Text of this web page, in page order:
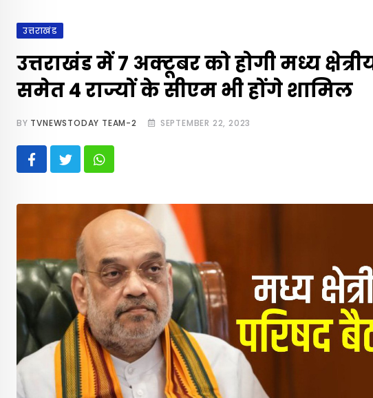
उत्तराखंड
उत्तराखंड में 7 अक्टूबर को होगी मध्य
समेत 4 राज्यों के सीएम भी होंगे शामिल
BY TVNEWSTODAY TEAM-2 SEPTEMBER 22, 2023
Whatsapp